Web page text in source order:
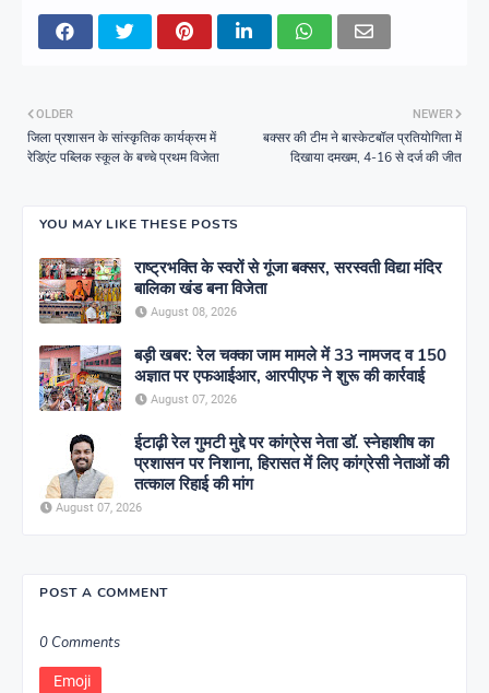
NEWER
बक्सर की टीम ने बास्केटबॉल प्रतियोगिता में
दिखाया दमखम, 4-16 से दर्ज की जीत
OLDER
जिला प्रशासन के सांस्कृतिक कार्यक्रम में
रेडिएंट पब्लिक स्कूल के बच्चे प्रथम विजेता
YOU MAY LIKE THESE POSTS
राष्ट्रभक्ति के स्वरों से गूंजा बक्सर, सरस्वती विद्या मंदिर
बालिका खंड बना विजेता
August 08, 2026
बड़ी खबर: रेल चक्का जाम मामले में 33 नामजद व 150
अज्ञात पर एफआईआर, आरपीएफ ने शुरू की कार्रवाई
August 07, 2026
ईटाढ़ी रेल गुमटी मुद्दे पर कांग्रेस नेता डॉ. स्नेहाशीष का
प्रशासन पर निशाना, हिरासत में लिए कांग्रेसी नेताओं की
तत्काल रिहाई की मांग
August 07, 2026
POST A COMMENT
0 Comments
Emoji